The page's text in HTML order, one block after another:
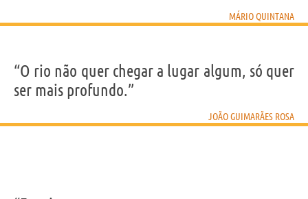
MÁRIO QUINTANA
“O rio não quer chegar a lugar algum, só quer
ser mais profundo.”
JOÃO GUIMARÃES ROSA